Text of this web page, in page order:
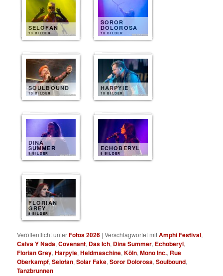
SELOFAN
10 BILDER
SOROR
DOLOROSA
10 BILDER
SOULBOUND
10 BILDER
HARPYIE
10 BILDER
DINA
SUMMER
9 BILDER
ECHOBERYL
8 BILDER
FLORIAN
GREY
8 BILDER
Veröffentlicht unterFotos 2026 |Verschlagwortet mitAmphi Festival,
Calva Y Nada,Covenant, Das Ich, Dina Summer, Echoberyl,
Florian Grey,Harpyie,Heldmaschine,Köln,Mono Inc., Rue
Oberkampf,Selofan,Solar Fake,Soror Dolorosa,Soulbound,
Tanzbrunnen